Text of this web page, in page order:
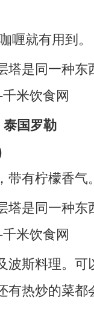
就有用到。
泰国罗勒
有柠檬香气
斯料理。可
有热炒的菜都